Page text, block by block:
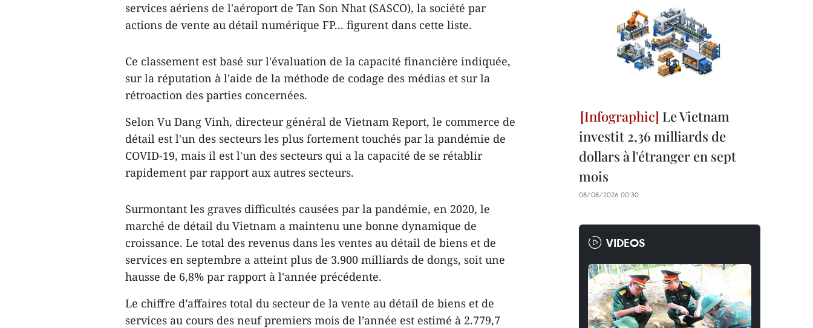
services aériens de l'aéroport de Tan Son Nhat (SASCO), la société par
actions de vente au détail numérique FP... figurent dans cette liste.
Ce classement est basé sur l'évaluation de la capacité financière indiquée,
sur la réputation à l'aide de la méthode de codage des médias et sur la
rétroaction des parties concernées.
Selon Vu Dang Vinh, directeur général de Vietnam Report, le commerce de
détail est l'un des secteurs les plus fortement touchés par la pandémie de
COVID-19, mais il est l'un des secteurs qui a la capacité de se rétablir
rapidement par rapport aux autres secteurs.
Surmontant les graves difficultés causées par la pandémie, en 2020, le
marché de détail du Vietnam a maintenu une bonne dynamique de
croissance. Le total des revenus dans les ventes au détail de biens et de
services en septembre a atteint plus de 3.900 milliards de dongs, soit une
hausse de 6,8% par rapport à l'année précédente.
Le chiffre d’affaires total du secteur de la vente au détail de biens et de
services au cours des neuf premiers mois de l’année est estimé à 2.779,7
Le Vietnam
investit 2,36 milliards de
dollars à l'étranger en sept
mois
08/08/2026 00:30
VIDEOS